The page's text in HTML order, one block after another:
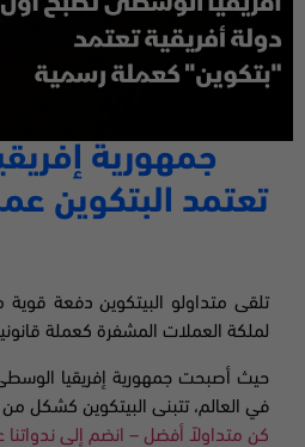
جمهورية
تعتمد البتكوين
تلقى متداولو البيتكوين دفعة قوية
لملكة العملات المشفرة كعملة
حيث أصبحت جمهورية إفريقيا الوسطى
في العالم، تتبنى البيتكوين كشكل من
كن متداولاً أفضل – انضم إلى ندواتنا